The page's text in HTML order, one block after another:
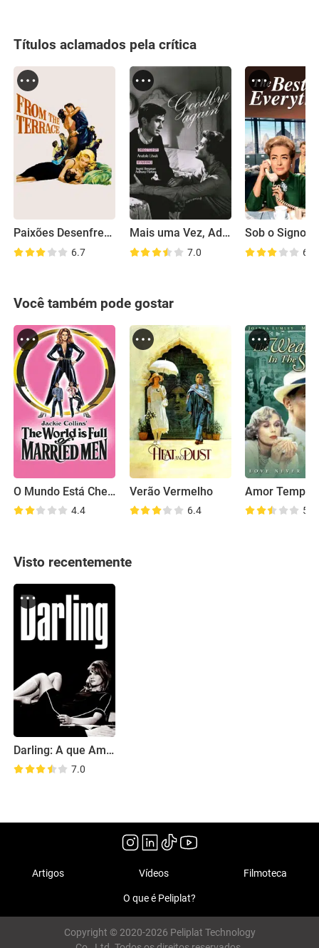
Títulos aclamados pela crítica
Paixões Desenfreadas
6.7
Mais uma Vez, Adeus
7.0 6.6
Você também pode gostar
O Mundo Está Cheio de Homens Casados
4.4
Verão Vermelho
6.4
Amor
5.2
Visto recentemente
Darling: A que Amou Demais
7.0
Artigos Vídeos Filmoteca
O que é Peliplat?
Copyright © 2020-2026 Peliplat Technology